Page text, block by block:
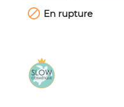
 En rupture